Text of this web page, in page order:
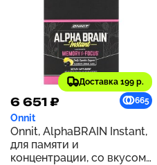
Доставка 199 р.
6 651 ₽ 665
Onnit
Onnit, AlphaBRAIN Instant,
для памяти и
концентрации, со вкусом